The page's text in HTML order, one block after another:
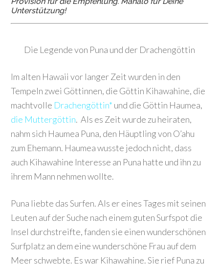
Unterstützung!
Die Legende von Puna und der Drachengöttin
Im alten Hawaii vor langer Zeit wurden in den
Tempeln zwei Göttinnen, die Göttin Kihawahine, die
machtvolle Drachengöttin* und die Göttin Haumea,
die Muttergöttin. Als es Zeit wurde zu heiraten,
nahm sich Haumea Puna, den Häuptling von O’ahu
zum Ehemann. Haumea wusste jedoch nicht, dass
auch Kihawahine Interesse an Puna hatte und ihn zu
ihrem Mann nehmen wollte.
Puna liebte das Surfen. Als er eines Tages mit seinen
Leuten auf der Suche nach einem guten Surfspot die
Insel durchstreifte, fanden sie einen wunderschönen
Surfplatz an dem eine wunderschöne Frau auf dem
Meer schwebte. Es war Kihawahine. Sie rief Puna zu